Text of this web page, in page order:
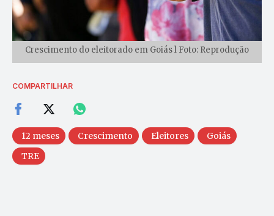
Crescimento do eleitorado em Goiás l Foto: Reprodução
COMPARTILHAR
12 meses Crescimento Eleitores
Goiás
TRE